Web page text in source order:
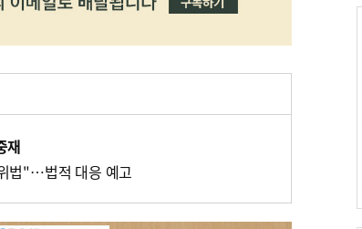
재
법"…법적 대응 예고